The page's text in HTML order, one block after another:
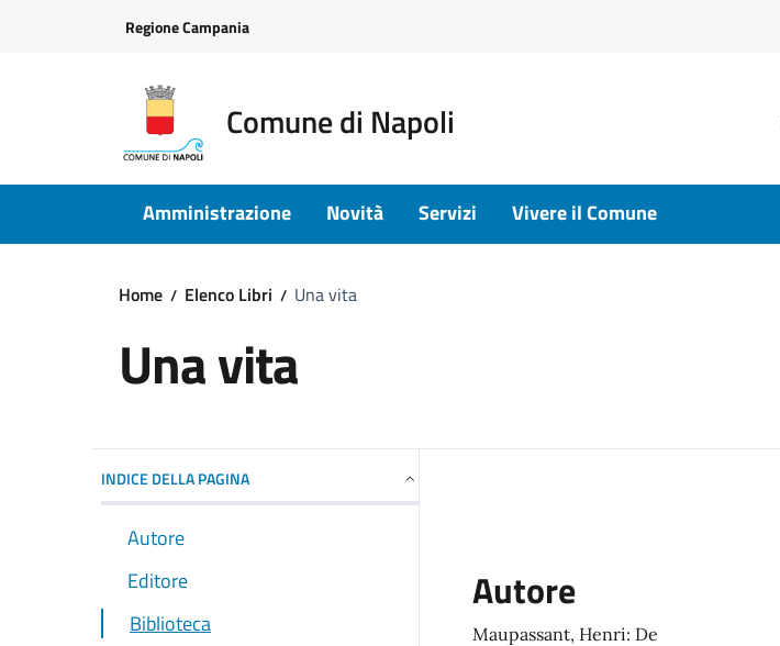
Regione Campania
Comune di Napoli
Amministrazione Novità Servizi Vivere il Comune
Home Elenco Libri Una vita
Una vita
INDICE DELLA PAGINA
Autore
Editore
Biblioteca
Autore
Maupassant, Henri: De